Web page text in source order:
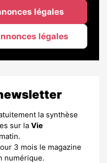
légales
légales
la synthèse
sur la Vie
3 mois le magazine
numérique.